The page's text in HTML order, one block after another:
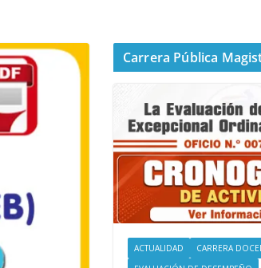
Carrera Pública
ACTUALIDAD CARRERA